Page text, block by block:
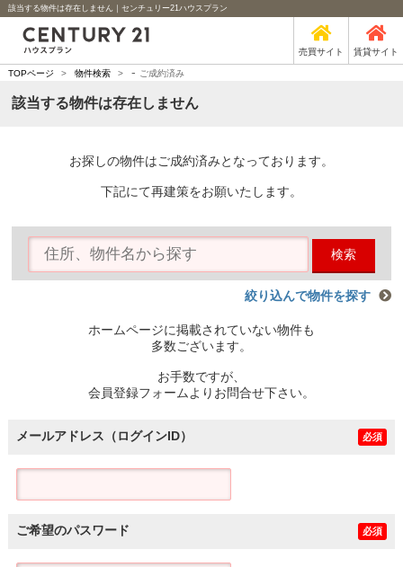
該当する物件は存在しません｜センチュリー21ハウスプラン
売買サイト 賃貸サイト
TOPページ > 物件検索 > - ご成約済み
該当する物件は存在しません
お探しの物件はご成約済みとなっております。
下記にて再建策をお願いたします。
検索
絞り込んで物件を探す
ホームページに掲載されていない物件も
多数ございます。
お手数ですが、
会員登録フォームよりお問合せ下さい。
メールアドレス（ログインID） 必須
ご希望のパスワード 必須